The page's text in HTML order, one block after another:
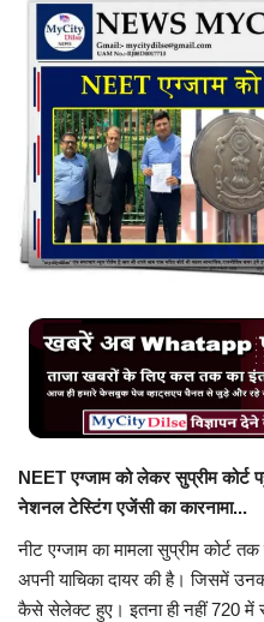
पॉलिटिक्स
धर्म
बिजनेस
टेक ज्ञान
English Hindi
NEET एग्जाम को लेकर सुप्रीम कोर्ट
नेशनल टेस्टिंग एजेंसी का कारनामा...
नीट एग्जाम का मामला सुप्रीम कोर्ट
अपनी याचिका दायर की है। जिसमें
कैसे सेलेक्ट हुए। इतना ही नहीं 720